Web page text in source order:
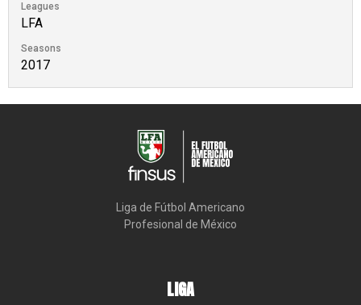
Leagues
LFA
Seasons
2017
Liga de Fútbol Americano
Profesional de México
LIGA